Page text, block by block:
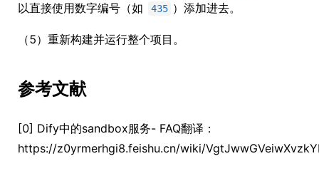
以直接使用数字编号（如
435 ）添加进去。
（5）重新构建并运行整个项目。
参考文献
[0] Dify中的sandbox服务- FAQ翻译：
https://z0yrmerhgi8.feishu.cn/wiki/